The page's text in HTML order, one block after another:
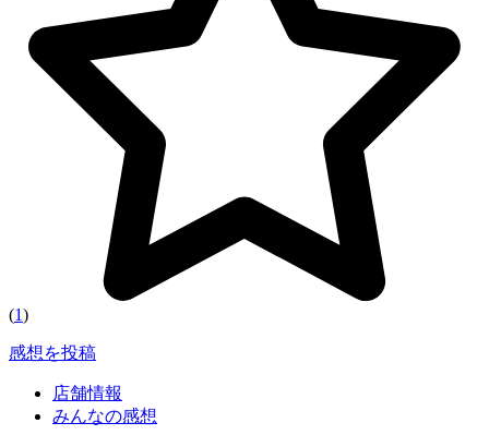
(1)
感想を投稿
店舗情報
みんなの感想